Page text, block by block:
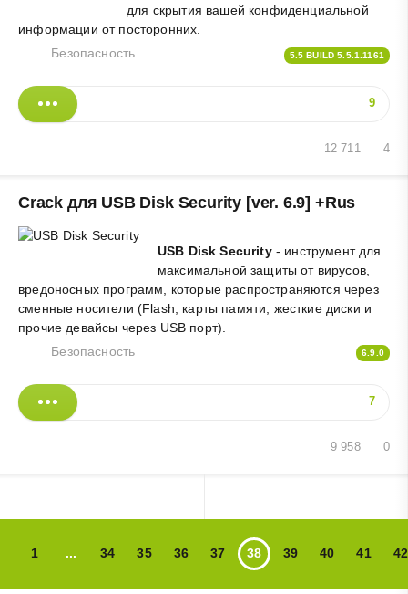
для скрытия вашей конфиденциальной
информации от посторонних.
Безопасность
5.5 BUILD 5.5.1.1161
9
4
12 711
Crack для USB Disk Security [ver. 6.9] +Rus
USB Disk Security- инструмент для
максимальной защиты от вирусов,
вредоносных программ, которые распространяются через
сменные носители (Flash, карты памяти, жесткие диски и
прочие девайсы через USB порт).
Безопасность
6.9.0
7
0
9 958
1 ... 34 35 36 37 38 39 40 41 42